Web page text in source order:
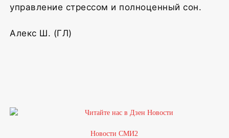
управление стрессом и полноценный сон.
Алекс Ш. (ГЛ)
Новости СМИ2